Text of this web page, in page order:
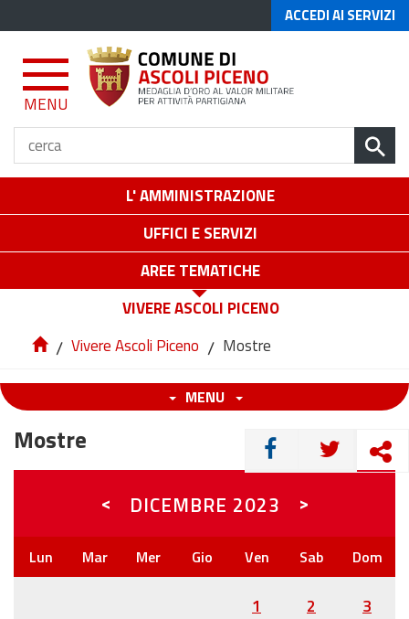
ACCEDI AI SERVIZI
MENU
L' AMMINISTRAZIONE
UFFICI E SERVIZI
AREE TEMATICHE
VIVERE ASCOLI PICENO
/ Vivere Ascoli Piceno / Mostre
MENU
CONDIVIDI
Mostre
< DICEMBRE 2023 >
1 2 3